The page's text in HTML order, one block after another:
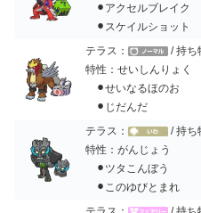
⚫︎アクセルブレイク
⚫︎スケイルショット
テラス：
/ 持ち
特性：せいしんりょく
⚫︎せいなるほのお
⚫︎じだんだ ⚫︎ス
テラス：
/ 持ち
特性：がんじょう
⚫︎ツタこんぼう ⚫︎
⚫︎このゆびとまれ